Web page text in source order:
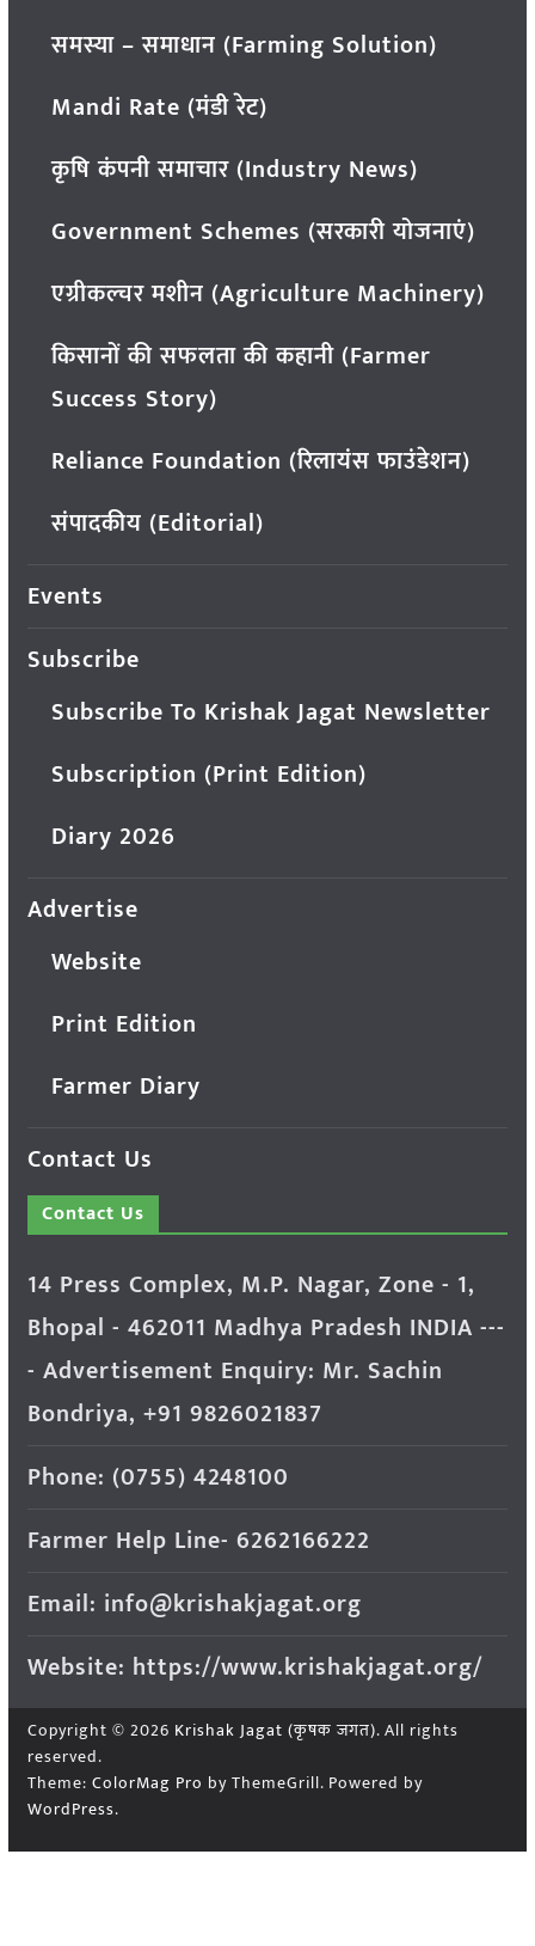
समस्या – समाधान (Farming Solution)
Mandi Rate (मंडी रेट)
कृषि कंपनी समाचार (Industry News)
Government Schemes (सरकारी योजनाएं)
एग्रीकल्चर मशीन (Agriculture Machinery)
किसानों की सफलता की कहानी (Farmer
Success Story)
Reliance Foundation (रिलायंस फाउंडेशन)
संपादकीय (Editorial)
Events
Subscribe
Subscribe To Krishak Jagat Newsletter
Subscription (Print Edition)
Diary 2026
Advertise
Website
Print Edition
Farmer Diary
Contact Us
Contact Us
14 Press Complex, M.P. Nagar, Zone - 1,
Bhopal - 462011 Madhya Pradesh INDIA ---
- Advertisement Enquiry: Mr. Sachin
Bondriya, +91 9826021837
Phone: (0755) 4248100
Farmer Help Line- 6262166222
Email: info@krishakjagat.org
Website: https://www.krishakjagat.org/
Copyright © 2026 Krishak Jagat (कृषक जगत). All rights
reserved.
Theme: ColorMag Pro by ThemeGrill. Powered by
WordPress.